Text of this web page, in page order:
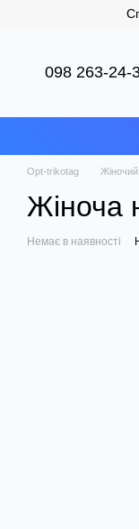
Перейти до
098 263-24-
Opt-trikotag
Жіноча
Немає в наявності